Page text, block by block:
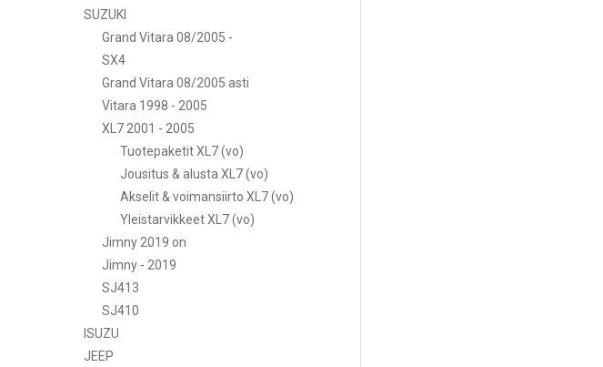
SUZUKI
Grand Vitara 08/2005 -
SX4
Grand Vitara 08/2005 asti
Vitara 1998 - 2005
XL7 2001 - 2005
Tuotepaketit XL7 (vo)
Jousitus & alusta XL7 (vo)
Akselit & voimansiirto XL7 (vo)
Yleistarvikkeet XL7 (vo)
Jimny 2019 on
Jimny - 2019
SJ413
SJ410
ISUZU
JEEP